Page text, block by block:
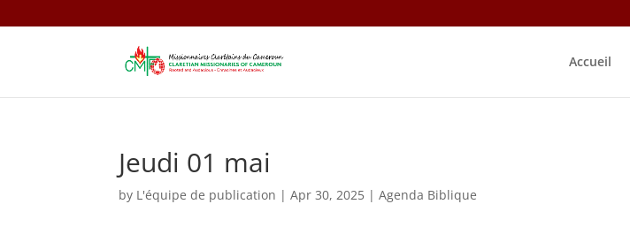
Accueil
Jeudi 01 mai
by L'équipe de publication |Apr 30, 2025 |Agenda Biblique